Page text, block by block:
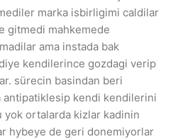
marka isbirligimi caldilar
gitmedi mahkemede
ama instada bak
kendilerince gozdagi verip
sürecin basindan beri
kendi kendilerini
ortalarda kizlar kadinin
hybeye de geri donemiyorlar